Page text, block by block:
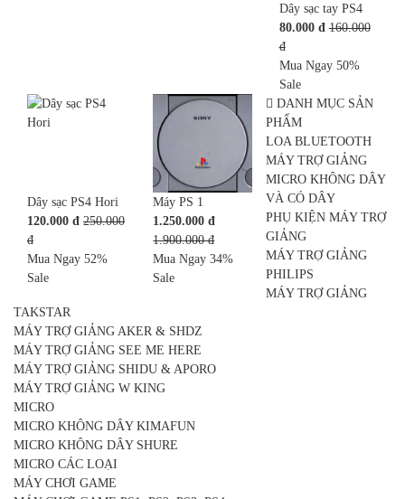
Dây sạc tay PS4
80.000 đ 160.000
đ
Mua Ngay 50%
Sale
Dây sạc PS4 Hori
120.000 đ 250.000
đ
Mua Ngay 52%
Sale
Máy PS 1
1.250.000 đ
1.900.000 đ
Mua Ngay 34%
Sale
DANH MỤC SẢN
PHẨM
LOA BLUETOOTH
MÁY TRỢ GIẢNG
MICRO KHÔNG DÂY
VÀ CÓ DÂY
PHỤ KIỆN MÁY TRỢ
GIẢNG
MÁY TRỢ GIẢNG
PHILIPS
MÁY TRỢ GIẢNG
TAKSTAR
MÁY TRỢ GIẢNG AKER & SHDZ
MÁY TRỢ GIẢNG SEE ME HERE
MÁY TRỢ GIẢNG SHIDU & APORO
MÁY TRỢ GIẢNG W KING
MICRO
MICRO KHÔNG DÂY KIMAFUN
MICRO KHÔNG DÂY SHURE
MICRO CÁC LOẠI
MÁY CHƠI GAME